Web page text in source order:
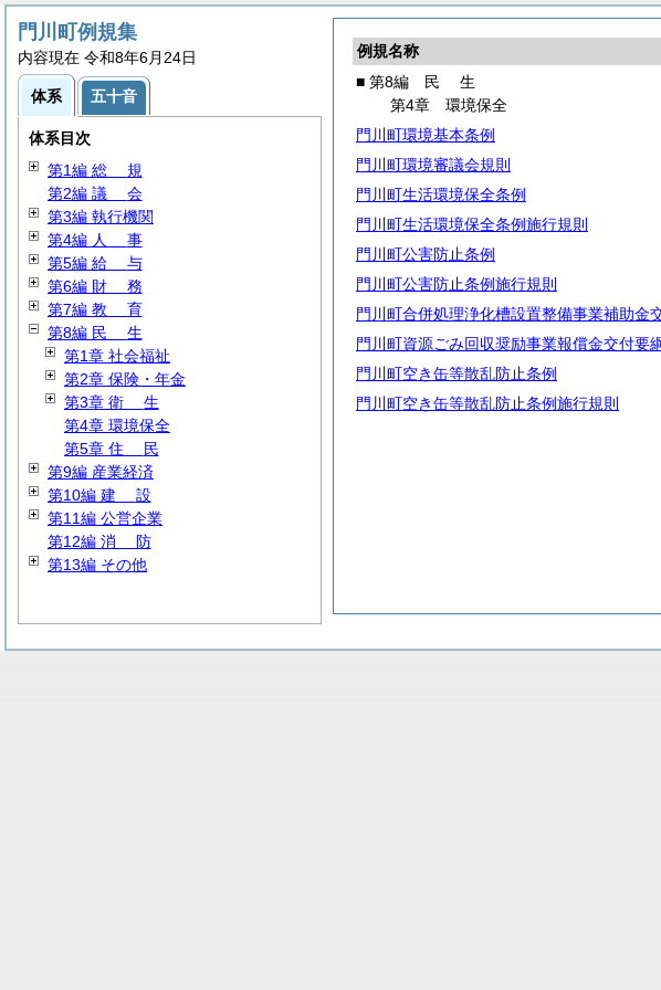
例規名称
■ 第8編
民 生
第4章 環境保全
門川町環境基本条例
門川町環境審議会規則
門川町生活環境保全条例
門川町生活環境保全条例施行規則
門川町公害防止条例
門川町公害防止条例施行規則
門川町合併処理浄化槽設置整備事業補助金
門川町資源ごみ回収奨励事業報償金交付要
門川町空き缶等散乱防止条例
門川町空き缶等散乱防止条例施行規則
門川町例規集
内容現在 令和8年6月24日
体系 五十音
体系目次
第1編 総 規
第2編 議 会
第3編 執行機関
第4編 人 事
第5編 給 与
第6編 財 務
第7編 教 育
第8編 民 生
第1章 社会福祉
第2章 保険・年金
第3章 衛 生
第4章 環境保全
第5章 住
民
第9編 産業経済
第10編 建 設
第11編 公営企業
第12編 消 防
第13編 その他